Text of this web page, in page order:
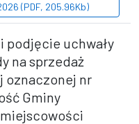
(PDF, 205.96Kb)
podjęcie uchwały
na sprzedaż
oznaczonej nr
Gminy